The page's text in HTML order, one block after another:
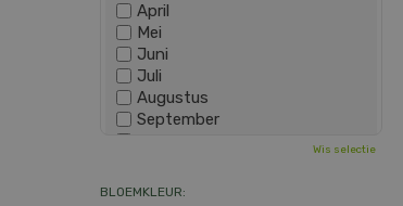
April
Mei
Juni
Juli
Augustus
September
December
Wis selectie
BLOEMKLEUR: